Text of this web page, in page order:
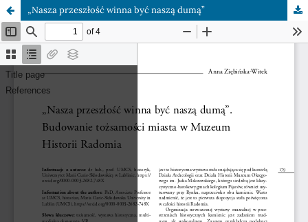
„Nasza przeszłość winna być naszą dumą”